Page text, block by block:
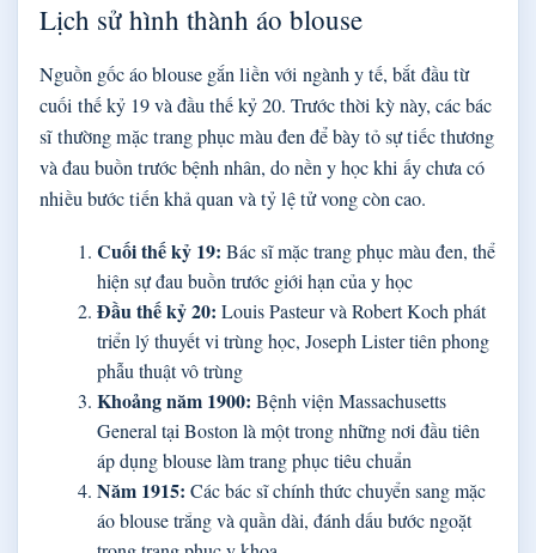
Lịch sử hình thành áo blouse
Nguồn gốc áo blouse gắn liền với ngành y tế, bắt đầu từ
cuối thế kỷ 19 và đầu thế kỷ 20. Trước thời kỳ này, các bác
sĩ thường mặc trang phục màu đen để bày tỏ sự tiếc thương
và đau buồn trước bệnh nhân, do nền y học khi ấy chưa có
nhiều bước tiến khả quan và tỷ lệ tử vong còn cao.
Cuối thế kỷ 19: Bác sĩ mặc trang phục màu đen, thể
hiện sự đau buồn trước giới hạn của y học
Đầu thế kỷ 20: Louis Pasteur và Robert Koch phát
triển lý thuyết vi trùng học, Joseph Lister tiên phong
phẫu thuật vô trùng
Khoảng năm 1900: Bệnh viện Massachusetts
General tại Boston là một trong những nơi đầu tiên
áp dụng blouse làm trang phục tiêu chuẩn
Năm 1915: Các bác sĩ chính thức chuyển sang mặc
áo blouse trắng và quần dài, đánh dấu bước ngoặt